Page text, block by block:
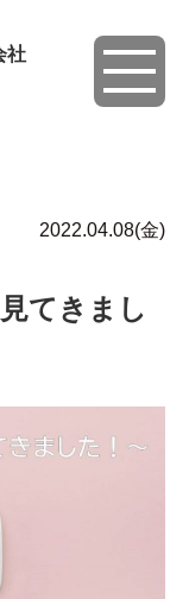
社
toggle
2022.04.08(金)
てきまし